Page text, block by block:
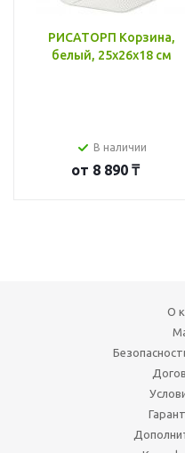
РИСАТОРП Корзина,
белый, 25x26x18 см
В наличии
от 8 890 ₸
О